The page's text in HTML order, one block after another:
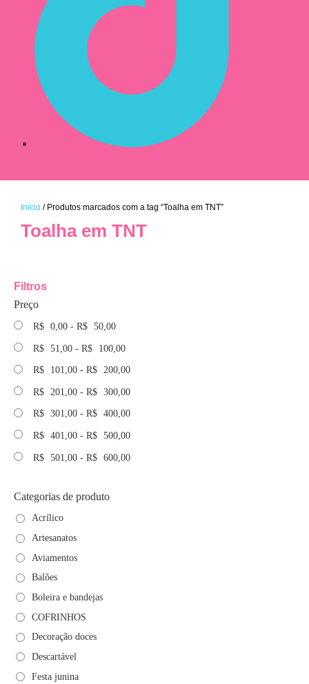
Início / Produtos marcados com a tag “Toalha em TNT”
Toalha em TNT
Filtros
Preço
R$ 0,00 - R$ 50,00
R$ 51,00 - R$ 100,00
R$ 101,00 - R$ 200,00
R$ 201,00 - R$ 300,00
R$ 301,00 - R$ 400,00
R$ 401,00 - R$ 500,00
R$ 501,00 - R$ 600,00
Categorias de produto
Acrílico
Artesanatos
Aviamentos
Balões
Boleira e bandejas
COFRINHOS
Decoração doces
Descartável
Festa junina